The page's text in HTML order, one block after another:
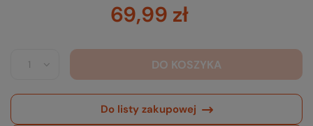
69,99 zł
DO KOSZYKA
Do listy zakupowej